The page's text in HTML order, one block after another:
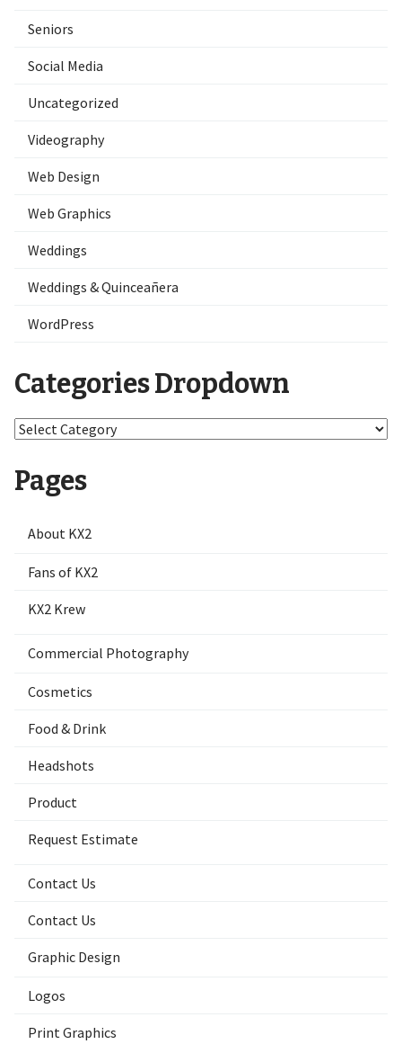
Seniors
Social Media
Uncategorized
Videography
Web Design
Web Graphics
Weddings
Weddings & Quinceañera
WordPress
Categories Dropdown
Categories
Pages
About KX2
Fans of KX2
KX2 Krew
Commercial Photography
Cosmetics
Food & Drink
Headshots
Product
Request Estimate
Contact Us
Contact Us
Graphic Design
Logos
Print Graphics